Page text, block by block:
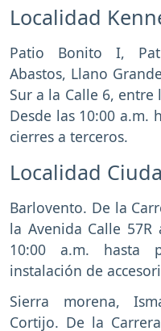
Localidad
Patio Bonito I,
Abastos, Llano
Sur a la Calle 6, entre
Desde las 10:00 a.m.
cierres a terceros.
Localidad
Barlovento. De la
la Avenida Calle
10:00 a.m. hasta
instalación de
Sierra morena,
Cortijo. De la